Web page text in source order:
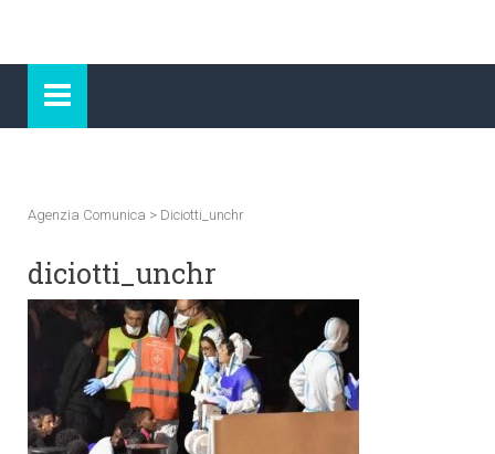
Agenzia Comunica > Diciotti_unchr
diciotti_unchr